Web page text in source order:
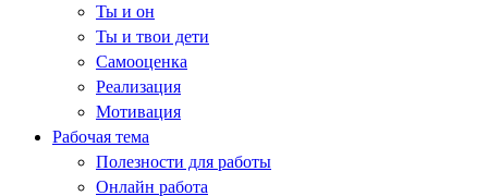
Ты и он
Ты и твои дети
Самооценка
Реализация
Мотивация
Рабочая тема
Полезности для работы
Онлайн работа